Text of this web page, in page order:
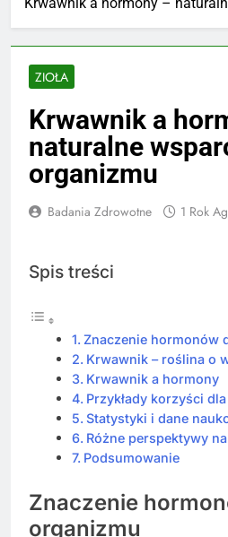
ZIOŁA
Krwawnik a
naturalne
organizmu
Badania Zdrowotne 1 Rok
Spis treści
Znaczenie hormonów
Krwawnik – roślina o
Krwawnik a hormony
Przykłady korzyści
Statystyki i dane
Różne perspektywy
Podsumowanie
Znaczenie
organizmu